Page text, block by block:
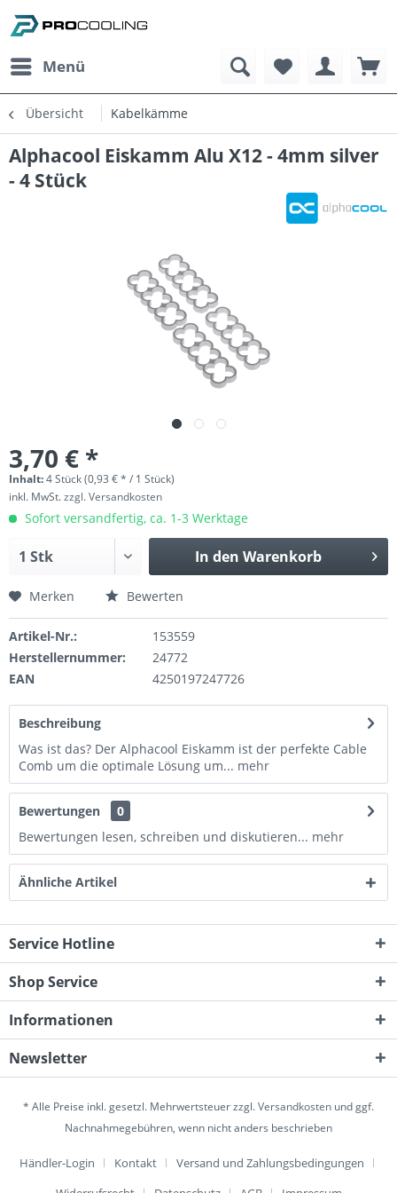
Menü
Übersicht Kabelkämme
Alphacool Eiskamm Alu X12 - 4mm silver
- 4 Stück
3,70 € *
Inhalt:4 Stück (0,93 € * / 1 Stück)
inkl. MwSt.zzgl. Versandkosten
Sofort versandfertig, ca. 1-3 Werktage
In den Warenkorb
Merken Bewerten
Artikel-Nr.:
153559
Herstellernummer:
24772
EAN
4250197247726
Beschreibung
Was ist das? Der Alphacool Eiskamm ist der perfekte Cable
Comb um die optimale Lösung um... mehr
Bewertungen
0
Bewertungen lesen, schreiben und diskutieren... mehr
Ähnliche Artikel
Service Hotline
Shop Service
Informationen
Newsletter
* Alle Preise inkl. gesetzl. Mehrwertsteuer zzgl.Versandkosten und ggf.
Nachnahmegebühren, wenn nicht anders beschrieben
Händler-Login Kontakt
Versand und Zahlungsbedingungen